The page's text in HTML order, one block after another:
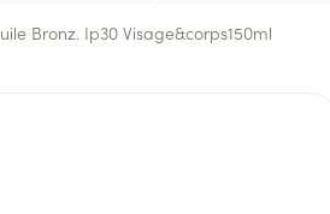
Bronz. Ip30 Visage&corps150ml
Huile Bronz. Ip30